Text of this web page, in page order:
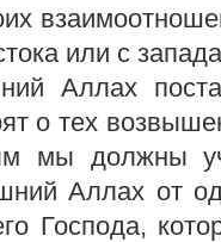
или с
Аллах
о тех
мы должны
Аллах от
Господа,